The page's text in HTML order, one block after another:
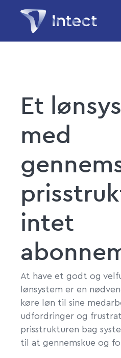
Et
med
intet
At have et godt og
lønsystem er en
køre løn til sine
udfordringer og
prisstrukturen bag
til at gennemskue og